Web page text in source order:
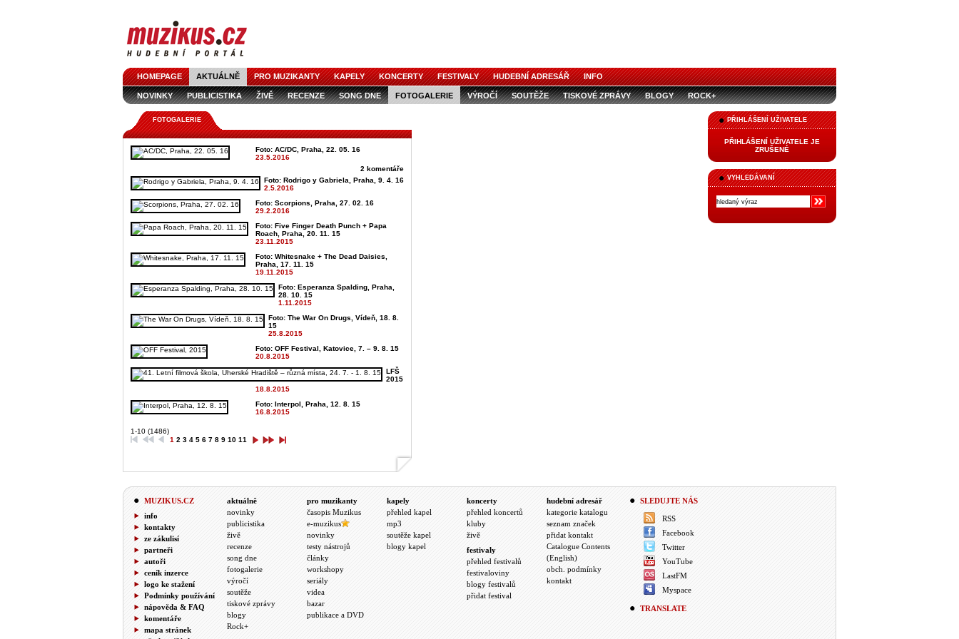
HOMEPAGE AKTUÁLNĚ PRO MUZIKANTY KAPELY KONCERTY FESTIVALY HUDEBNÍ ADRESÁŘ INFO
NOVINKY PUBLICISTIKA ŽIVĚ RECENZE SONG DNE FOTOGALERIE VÝROČÍ SOUTĚŽE TISKOVÉ ZPRÁVY BLOGY ROCK+
PŘIHLÁŠENÍ UŽIVATELE
PŘIHLÁŠENÍ UŽIVATELE JE
ZRUŠENÉ
VYHLEDÁVANÍ
FOTOGALERIE
Foto: AC/DC, Praha, 22. 05. 16
23.5.2016
2 komentáře
Foto: Rodrigo y Gabriela, Praha, 9. 4. 16
2.5.2016
Foto: Scorpions, Praha, 27. 02. 16
29.2.2016
Foto: Five Finger Death Punch + Papa
Roach, Praha, 20. 11. 15
23.11.2015
Foto: Whitesnake + The Dead Daisies,
Praha, 17. 11. 15
19.11.2015
Foto: Esperanza Spalding, Praha,
28. 10. 15
1.11.2015
Foto: The War On Drugs, Vídeň, 18. 8.
15
25.8.2015
Foto: OFF Festival, Katovice, 7. – 9. 8. 15
20.8.2015
LFŠ
2015
18.8.2015
Foto: Interpol, Praha, 12. 8. 15
16.8.2015
1-10 (1486)
1 2 3 4 5 6 7 8 9 10 11
MUZIKUS.CZ
info
kontakty
ze zákulisí
partneři
autoři
ceník inzerce
logo ke stažení
Podmínky používání
nápověda & FAQ
komentáře
mapa stránek
aktuálně
novinky
publicistika
živě
recenze
song dne
fotogalerie
výročí
soutěže
tiskové zprávy
blogy
Rock+
pro muzikanty
časopis Muzikus
e-muzikus
novinky
testy nástrojů
články
workshopy
seriály
videa
bazar
publikace a DVD
kapely
přehled kapel
mp3
soutěže kapel
blogy kapel
koncerty
přehled koncertů
kluby
živě
festivaly
přehled festivalů
festivaloviny
blogy festivalů
přidat festival
hudební adresář
kategorie katalogu
seznam značek
přidat kontakt
Catalogue Contents
(English)
obch. podmínky
kontakt
SLEDUJTE NÁS
RSS
Facebook
Twitter
YouTube
LastFM
Myspace
TRANSLATE